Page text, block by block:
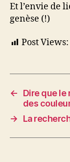
Et l’envie de
genèse (!)
Post Views:
←
Dire que le
des
→
La